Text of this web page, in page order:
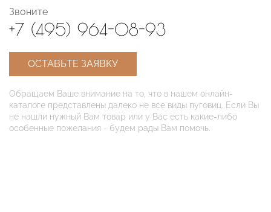
Звоните
+7 (495) 964-08-93
ОСТАВЬТЕ ЗАЯВКУ
Обращаем Ваше внимание на то, что в нашем онлайн-
каталоге представлены далеко не все виды пуговиц. Если Вы
не нашли нужный Вам товар или у Вас есть какие-либо
особенные пожелания - будем рады Вам помочь.